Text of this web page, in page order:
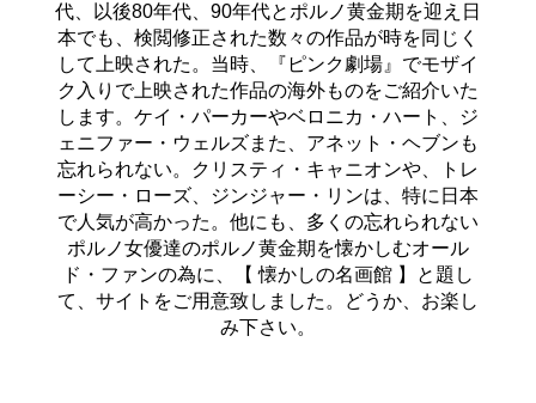
代、以後80年代、90年代とポルノ黄金期を迎え日
本でも、検閲修正された数々の作品が時を同じく
して上映された。当時、『ピンク劇場』でモザイ
ク入りで上映された作品の海外ものをご紹介いた
します。ケイ・パーカーやベロニカ・ハート、ジ
ェニファー・ウェルズまた、アネット・ヘブンも
忘れられない。クリスティ・キャニオンや、トレ
ーシー・ローズ、ジンジャー・リンは、特に日本
で人気が高かった。他にも、多くの忘れられない
ポルノ女優達のポルノ黄金期を懐かしむオール
ド・ファンの為に、【 懐かしの名画館 】と題し
て、サイトをご用意致しました。どうか、お楽し
み下さい。